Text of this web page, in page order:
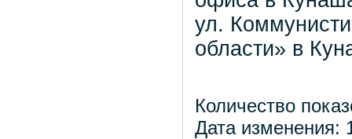
ул.
области» в
Количество
Дата изменения: